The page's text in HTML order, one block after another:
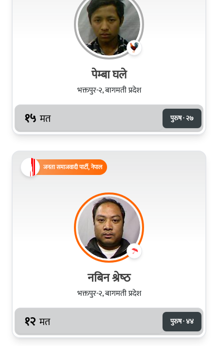
पेम्बा घले
भक्तपुर-२, बागमती प्रदेश
१५ मत पुरुष · २७
जनता समाजवादी पार्टी, नेपाल
नबिन श्रेष्‍ठ
भक्तपुर-२, बागमती प्रदेश
१२ मत पुरुष · ४४